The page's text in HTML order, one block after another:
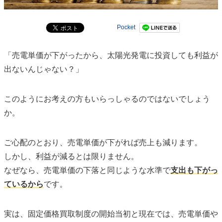
Pocket
「売電単価が下がったから、太陽光発電に投資しても利益が
出ないんじゃない？」
このようにお考えの方もいらっしゃるのではないでしょう
か。
ご心配のとおり、売電単価が下がれば売上も減ります。
しかし、利益が減るとは限りません。
なぜなら、売電単価の下落と同じような水準で支出も下がっ
ているからです。
実は、固定価格買取制度の開始当初と現在では、 売電単価や